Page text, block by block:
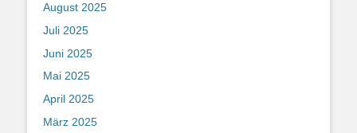
August 2025
Juli 2025
Juni 2025
Mai 2025
April 2025
März 2025